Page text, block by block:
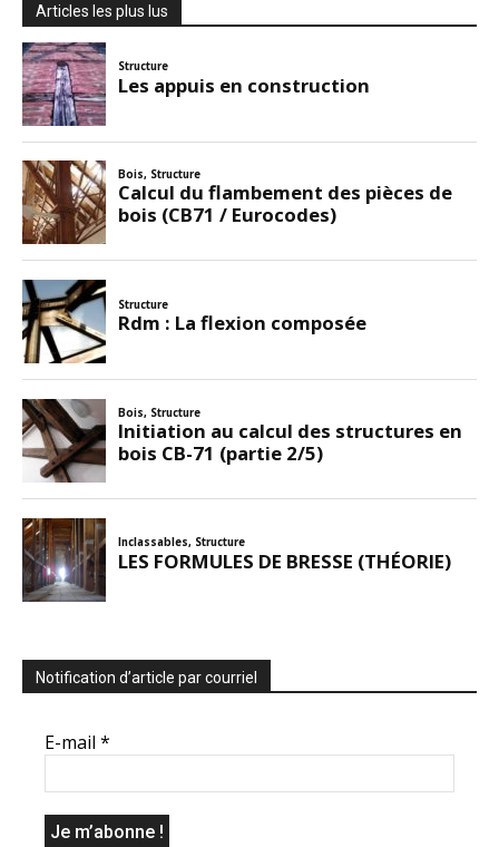
Articles les plus lus
Notification d’article par courriel
E-mail *